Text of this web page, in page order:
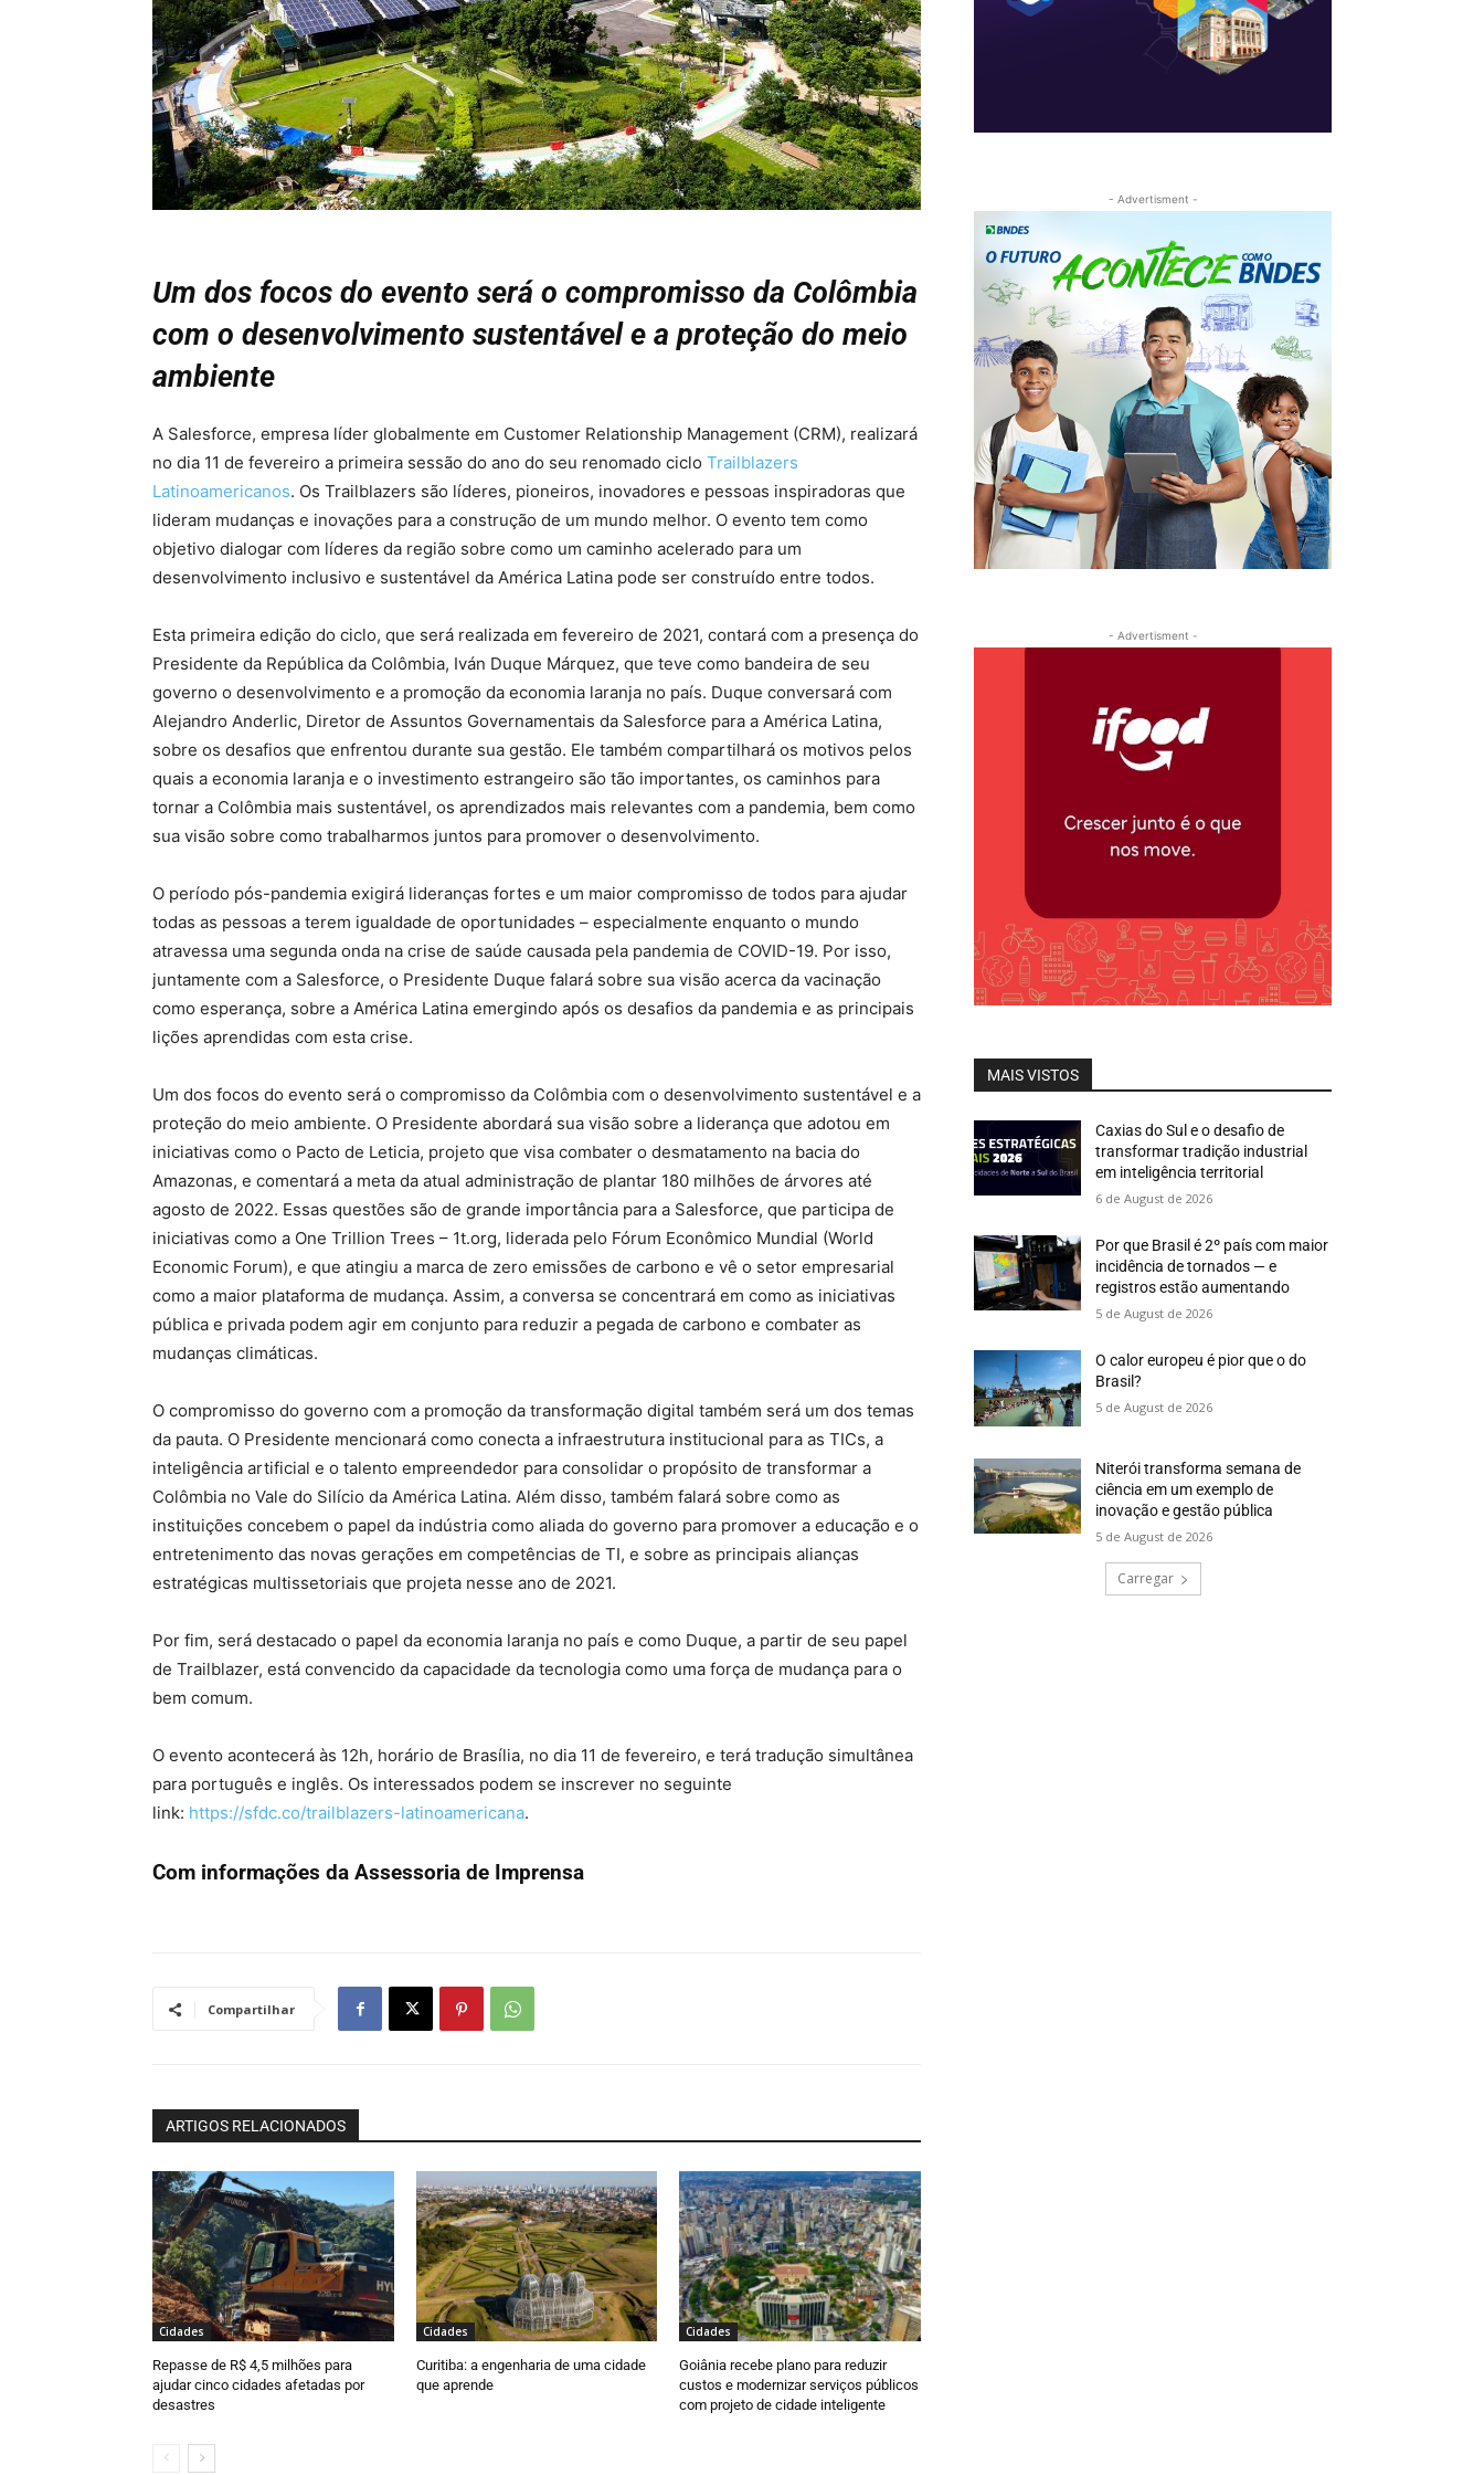
Um dos focos do evento será o compromisso da Colômbia
com o desenvolvimento sustentável e a proteção do meio
ambiente
A Salesforce, empresa líder globalmente em Customer Relationship Management (CRM), realizará
no dia 11 de fevereiro a primeira sessão do ano do seu renomado ciclo Trailblazers
Latinoamericanos. Os Trailblazers são líderes, pioneiros, inovadores e pessoas inspiradoras que
lideram mudanças e inovações para a construção de um mundo melhor. O evento tem como
objetivo dialogar com líderes da região sobre como um caminho acelerado para um
desenvolvimento inclusivo e sustentável da América Latina pode ser construído entre todos.
Esta primeira edição do ciclo, que será realizada em fevereiro de 2021, contará com a presença do
Presidente da República da Colômbia, Iván Duque Márquez, que teve como bandeira de seu
governo o desenvolvimento e a promoção da economia laranja no país. Duque conversará com
Alejandro Anderlic, Diretor de Assuntos Governamentais da Salesforce para a América Latina,
sobre os desafios que enfrentou durante sua gestão. Ele também compartilhará os motivos pelos
quais a economia laranja e o investimento estrangeiro são tão importantes, os caminhos para
tornar a Colômbia mais sustentável, os aprendizados mais relevantes com a pandemia, bem como
sua visão sobre como trabalharmos juntos para promover o desenvolvimento.
O período pós-pandemia exigirá lideranças fortes e um maior compromisso de todos para ajudar
todas as pessoas a terem igualdade de oportunidades – especialmente enquanto o mundo
atravessa uma segunda onda na crise de saúde causada pela pandemia de COVID-19. Por isso,
juntamente com a Salesforce, o Presidente Duque falará sobre sua visão acerca da vacinação
como esperança, sobre a América Latina emergindo após os desafios da pandemia e as principais
lições aprendidas com esta crise.
Um dos focos do evento será o compromisso da Colômbia com o desenvolvimento sustentável e a
proteção do meio ambiente. O Presidente abordará sua visão sobre a liderança que adotou em
iniciativas como o Pacto de Leticia, projeto que visa combater o desmatamento na bacia do
Amazonas, e comentará a meta da atual administração de plantar 180 milhões de árvores até
agosto de 2022. Essas questões são de grande importância para a Salesforce, que participa de
iniciativas como a One Trillion Trees – 1t.org, liderada pelo Fórum Econômico Mundial (World
Economic Forum), e que atingiu a marca de zero emissões de carbono e vê o setor empresarial
como a maior plataforma de mudança. Assim, a conversa se concentrará em como as iniciativas
pública e privada podem agir em conjunto para reduzir a pegada de carbono e combater as
mudanças climáticas.
O compromisso do governo com a promoção da transformação digital também será um dos temas
da pauta. O Presidente mencionará como conecta a infraestrutura institucional para as TICs, a
inteligência artificial e o talento empreendedor para consolidar o propósito de transformar a
Colômbia no Vale do Silício da América Latina. Além disso, também falará sobre como as
instituições concebem o papel da indústria como aliada do governo para promover a educação e o
entretenimento das novas gerações em competências de TI, e sobre as principais alianças
estratégicas multissetoriais que projeta nesse ano de 2021.
Por fim, será destacado o papel da economia laranja no país e como Duque, a partir de seu papel
de Trailblazer, está convencido da capacidade da tecnologia como uma força de mudança para o
bem comum.
O evento acontecerá às 12h, horário de Brasília, no dia 11 de fevereiro, e terá tradução simultânea
para português e inglês. Os interessados podem se inscrever no seguinte
link: https://sfdc.co/trailblazers-latinoamericana.
Com informações da Assessoria de Imprensa
Compartilhar
ARTIGOS RELACIONADOS
Cidades
Repasse de R$ 4,5 milhões para
ajudar cinco cidades afetadas por
desastres
Cidades
Curitiba: a engenharia de uma cidade
que aprende
Cidades
Goiânia recebe plano para reduzir
custos e modernizar serviços públicos
com projeto de cidade inteligente
- Advertisment -
- Advertisment -
MAIS VISTOS
Caxias do Sul e o desafio de
transformar tradição industrial
em inteligência territorial
6 de August de 2026
Por que Brasil é 2º país com maior
incidência de tornados — e
registros estão aumentando
5 de August de 2026
O calor europeu é pior que o do
Brasil?
5 de August de 2026
Niterói transforma semana de
ciência em um exemplo de
inovação e gestão pública
5 de August de 2026
Carregar